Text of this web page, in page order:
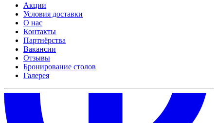
Акции
Условия доставки
О нас
Контакты
Партнёрства
Вакансии
Отзывы
Бронирование столов
Галерея